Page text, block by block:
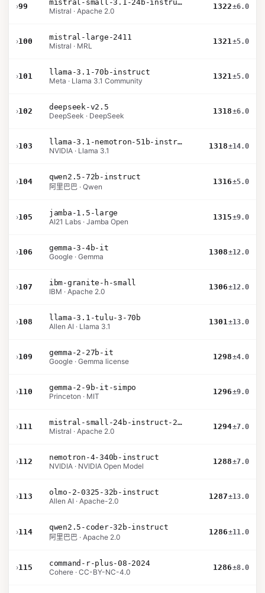
›99
mistral-small-3.1-24b-instruct-2503
Mistral · Apache 2.0
1322±6.0
›100
mistral-large-2411
Mistral · MRL
1321±5.0
›101
llama-3.1-70b-instruct
Meta · Llama 3.1 Community
1321±5.0
›102
deepseek-v2.5
DeepSeek · DeepSeek
1318±6.0
›103
llama-3.1-nemotron-51b-instruct
NVIDIA · Llama 3.1
1318±14.0
›104
qwen2.5-72b-instruct
阿里巴巴 · Qwen
1316±5.0
›105
jamba-1.5-large
AI21 Labs · Jamba Open
1315±9.0
›106
gemma-3-4b-it
Google · Gemma
1308±12.0
›107
ibm-granite-h-small
IBM · Apache 2.0
1306±12.0
›108
llama-3.1-tulu-3-70b
Allen AI · Llama 3.1
1301±13.0
›109
gemma-2-27b-it
Google · Gemma license
1298±4.0
›110
gemma-2-9b-it-simpo
Princeton · MIT
1296±9.0
›111
mistral-small-24b-instruct-2501
Mistral · Apache 2.0
1294±7.0
›112
nemotron-4-340b-instruct
NVIDIA · NVIDIA Open Model
1288±7.0
›113
olmo-2-0325-32b-instruct
Allen AI · Apache-2.0
1287±13.0
›114
qwen2.5-coder-32b-instruct
阿里巴巴 · Apache 2.0
1286±11.0
›115
command-r-plus-08-2024
Cohere · CC-BY-NC-4.0
1286±8.0